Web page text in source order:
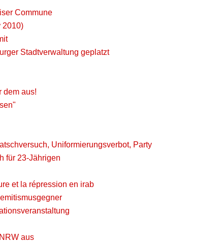
Commune
2010)
Stadtverwaltung geplatzt
dem aus!
Uniformierungsverbot, Party
für 23-Jährigen
et la répression en irab
aus